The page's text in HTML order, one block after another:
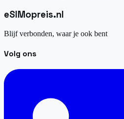
eSIMopreis.nl
Blijf verbonden, waar je ook bent
Volg ons